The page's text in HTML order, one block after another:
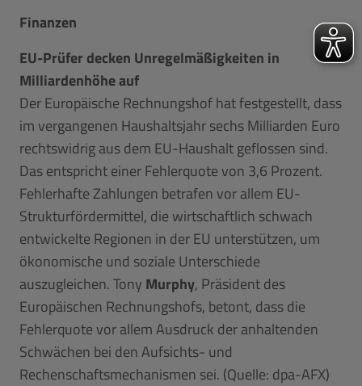
Finanzen
EU-Prüfer decken Unregelmäßigkeiten in
Milliardenhöhe auf
Der Europäische Rechnungshof hat festgestellt, dass
im vergangenen Haushaltsjahr sechs Milliarden Euro
rechtswidrig aus dem EU-Haushalt geflossen sind.
Das entspricht einer Fehlerquote von 3,6 Prozent.
Fehlerhafte Zahlungen betrafen vor allem EU-
Strukturfördermittel, die wirtschaftlich schwach
entwickelte Regionen in der EU unterstützen, um
ökonomische und soziale Unterschiede
auszugleichen. Tony Murphy, Präsident des
Europäischen Rechnungshofs, betont, dass die
Fehlerquote vor allem Ausdruck der anhaltenden
Schwächen bei den Aufsichts- und
Rechenschaftsmechanismen sei. (Quelle: dpa-AFX)